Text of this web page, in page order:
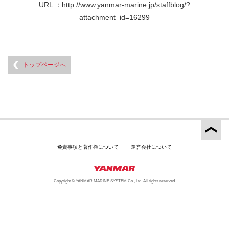
URL ： http://www.yanmar-marine.jp/staffblog/?
attachment_id=16299
トップページへ
免責事項と著作権について 運営会社について
Copyright © YANMAR MARINE SYSTEM Co., Ltd. All rights reserved.